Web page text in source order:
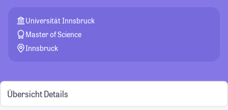
Universität Innsbruck
Master of Science
Innsbruck
Übersicht Details